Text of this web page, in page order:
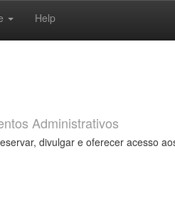
Help
Administrativos
divulgar e oferecer acesso